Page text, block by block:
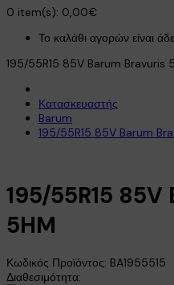
0 item(s): 0,00€
Το καλάθι αγορών είναι
195/55R15 85V Barum Bravuris
Κατασκευαστής
Barum
195/55R15 85V Barum
195/55R15
5HM
Κωδικός Προϊόντος: BA1955515
Διαθεσιμότητα: